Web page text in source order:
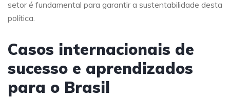
setor é fundamental para garantir a sustentabilidade desta
política.
Casos internacionais de
sucesso e aprendizados
para o Brasil